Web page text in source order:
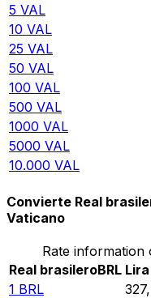
5 VAL
10 VAL
25 VAL
50 VAL
100 VAL
500 VAL
1000 VAL
5000 VAL
10.000 VAL
Convierte Real
Vaticano
Rate
Real brasileroBRL
1 BRL